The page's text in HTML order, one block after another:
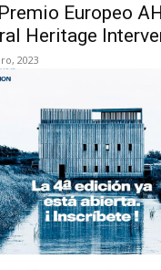
Europeo
Heritage
2023